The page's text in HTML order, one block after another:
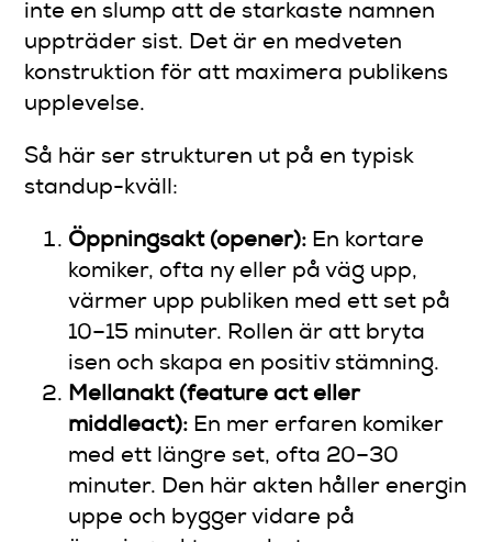
inte en slump att de starkaste namnen
uppträder sist. Det är en medveten
konstruktion för att maximera publikens
upplevelse.
Så här ser strukturen ut på en typisk
standup-kväll:
Öppningsakt (opener): En kortare
komiker, ofta ny eller på väg upp,
värmer upp publiken med ett set på
10–15 minuter. Rollen är att bryta
isen och skapa en positiv stämning.
Mellanakt (feature act eller
middleact): En mer erfaren komiker
med ett längre set, ofta 20–30
minuter. Den här akten håller energin
uppe och bygger vidare på